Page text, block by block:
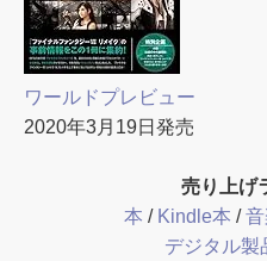
ワールドプレビュー
2020年3月19日発売
売り上げ
本 / Kindle本 /
デジタル製